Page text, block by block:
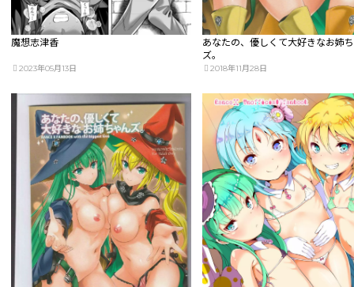
魔想志津香
2023年05月13日
あなたの、優しくて大好きなお姉
ズ。
2018年11月28日